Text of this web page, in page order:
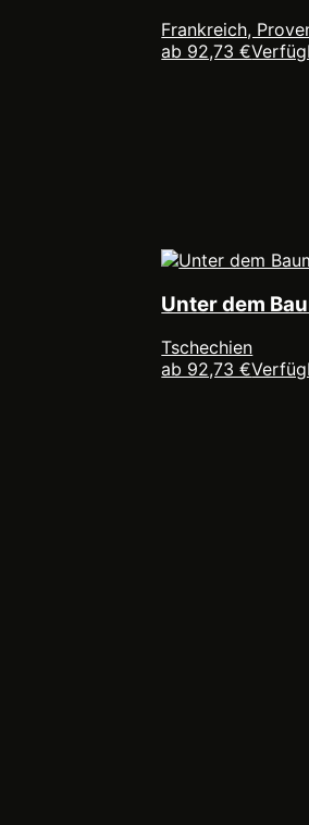
Frankreich,
ab 92,73 €
Unter dem
Tschechien
ab 92,73 €